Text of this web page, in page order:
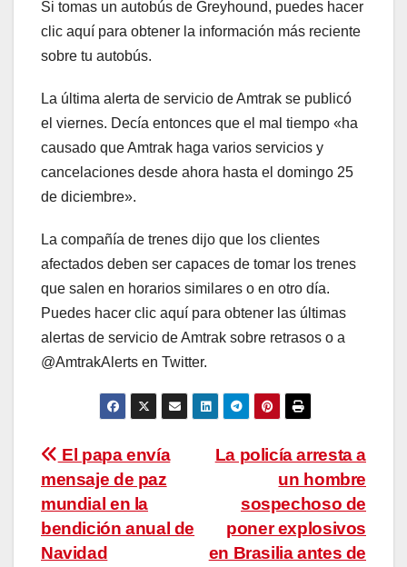
Si tomas un autobús de Greyhound, puedes hacer
clic aquí para obtener la información más reciente
sobre tu autobús.
La última alerta de servicio de Amtrak se publicó
el viernes. Decía entonces que el mal tiempo «ha
causado que Amtrak haga varios servicios y
cancelaciones desde ahora hasta el domingo 25
de diciembre».
La compañía de trenes dijo que los clientes
afectados deben ser capaces de tomar los trenes
que salen en horarios similares o en otro día.
Puedes hacer clic aquí para obtener las últimas
alertas de servicio de Amtrak sobre retrasos o a
@AmtrakAlerts en Twitter.
Navegación
de
entradas
La policía arresta a
un hombre
sospechoso de
poner explosivos
en Brasilia antes de
El papa envía
mensaje de paz
mundial en la
bendición anual de
Navidad